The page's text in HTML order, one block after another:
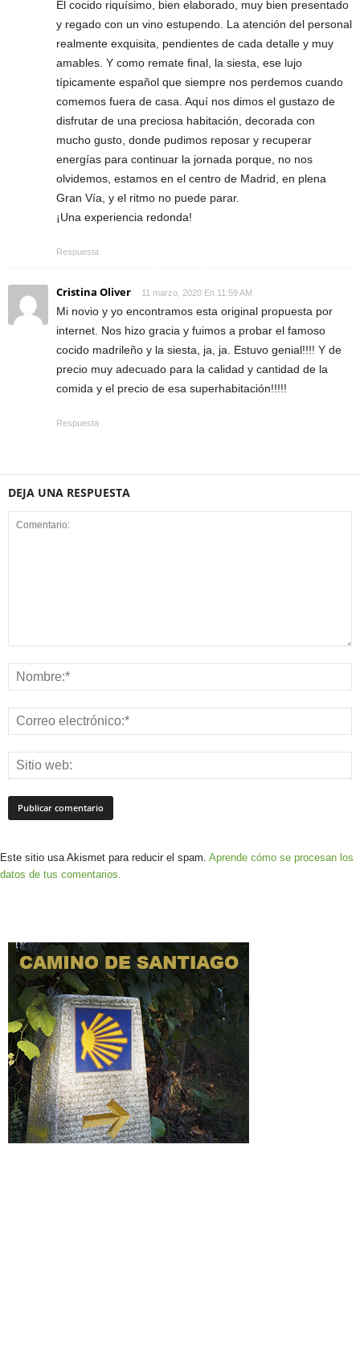
El cocido riquísimo, bien elaborado, muy bien presentado
y regado con un vino estupendo. La atención del personal
realmente exquisita, pendientes de cada detalle y muy
amables. Y como remate final, la siesta, ese lujo
típicamente español que siempre nos perdemos cuando
comemos fuera de casa. Aquí nos dimos el gustazo de
disfrutar de una preciosa habitación, decorada con
mucho gusto, donde pudimos reposar y recuperar
energías para continuar la jornada porque, no nos
olvidemos, estamos en el centro de Madrid, en plena
Gran Vía, y el ritmo no puede parar.
¡Una experiencia redonda!
Respuesta
Cristina Oliver 11 marzo, 2020 En 11:59 AM
Mi novio y yo encontramos esta original propuesta por
internet. Nos hizo gracia y fuimos a probar el famoso
cocido madrileño y la siesta, ja, ja. Estuvo genial!!!! Y de
precio muy adecuado para la calidad y cantidad de la
comida y el precio de esa superhabitación!!!!!
Respuesta
DEJA UNA RESPUESTA
Este sitio usa Akismet para reducir el spam. Aprende cómo se procesan los
datos de tus comentarios.